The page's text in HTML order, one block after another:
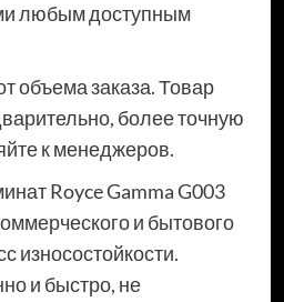
любым доступным
объема заказа. Товар
более точную
к менеджеров.
Royce Gamma G003
и бытового
износостойкости.
и быстро, не